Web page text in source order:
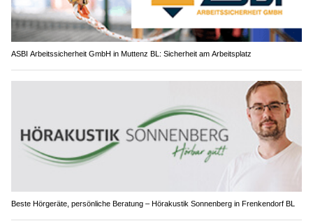
ASBI Arbeitssicherheit GmbH in Muttenz BL: Sicherheit am Arbeitsplatz
Beste Hörgeräte, persönliche Beratung – Hörakustik Sonnenberg in Frenkendorf BL